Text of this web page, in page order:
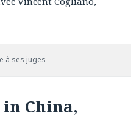
à ses juges
China,